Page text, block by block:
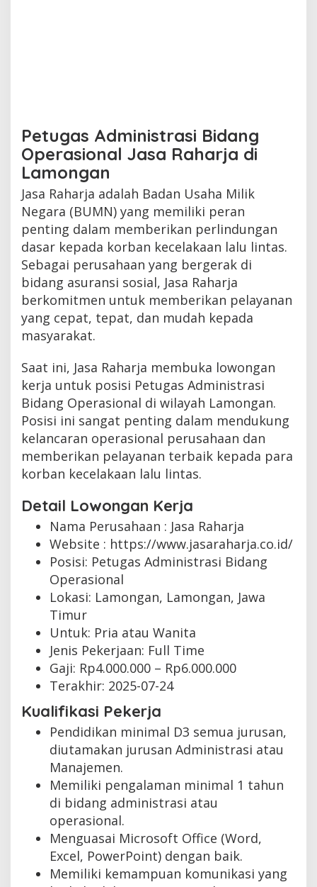
Petugas Administrasi Bidang
Operasional Jasa Raharja di
Lamongan
Jasa Raharja adalah Badan Usaha Milik
Negara (BUMN) yang memiliki peran
penting dalam memberikan perlindungan
dasar kepada korban kecelakaan lalu lintas.
Sebagai perusahaan yang bergerak di
bidang asuransi sosial, Jasa Raharja
berkomitmen untuk memberikan pelayanan
yang cepat, tepat, dan mudah kepada
masyarakat.
Saat ini, Jasa Raharja membuka lowongan
kerja untuk posisi Petugas Administrasi
Bidang Operasional di wilayah Lamongan.
Posisi ini sangat penting dalam mendukung
kelancaran operasional perusahaan dan
memberikan pelayanan terbaik kepada para
korban kecelakaan lalu lintas.
Detail Lowongan Kerja
Nama Perusahaan : Jasa Raharja
Website : https://www.jasaraharja.co.id/
Posisi: Petugas Administrasi Bidang
Operasional
Lokasi: Lamongan, Lamongan, Jawa
Timur
Untuk: Pria atau Wanita
Jenis Pekerjaan: Full Time
Gaji: Rp4.000.000 – Rp6.000.000
Terakhir: 2025-07-24
Kualifikasi Pekerja
Pendidikan minimal D3 semua jurusan,
diutamakan jurusan Administrasi atau
Manajemen.
Memiliki pengalaman minimal 1 tahun
di bidang administrasi atau
operasional.
Menguasai Microsoft Office (Word,
Excel, PowerPoint) dengan baik.
Memiliki kemampuan komunikasi yang